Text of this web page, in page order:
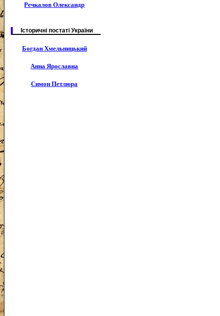
Речкалов Олександр
Історичні постаті України
Богдан Хмельницький
Анна Ярославна
Симон Петлюра